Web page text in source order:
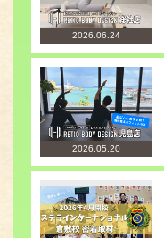
2026.06.24
2026.05.20